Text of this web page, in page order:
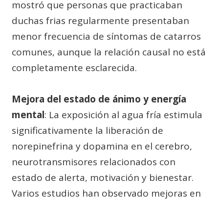
mostró que personas que practicaban
duchas frias regularmente presentaban
menor frecuencia de síntomas de catarros
comunes, aunque la relación causal no está
completamente esclarecida.
Mejora del estado de ánimo y energía
mental: La exposición al agua fría estimula
significativamente la liberación de
norepinefrina y dopamina en el cerebro,
neurotransmisores relacionados con
estado de alerta, motivación y bienestar.
Varios estudios han observado mejoras en